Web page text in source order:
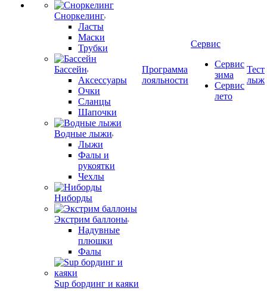
Сноркелинг
Ласты
Маски
Трубки
Бассейн
Аксессуары
Очки
Сланцы
Шапочки
Водные лыжи
Лыжи
Фалы и
рукоятки
Чехлы
Ниборды
Экстрим баллоны
Надувные
плюшки
Фалы
Sup бординг и каяки
Программа
лояльности
Сервис
Сервис
зима
Сервис
лето
Тест
лыж